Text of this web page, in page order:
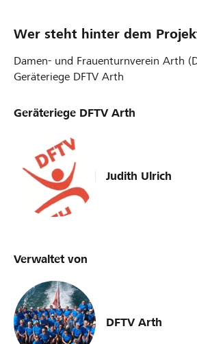
Wer steht hinter dem
Damen- und Frauenturnverein Arth
Geräteriege DFTV Arth
Geräteriege DFTV Arth
Judith Ulrich
Verwaltet von
DFTV Arth